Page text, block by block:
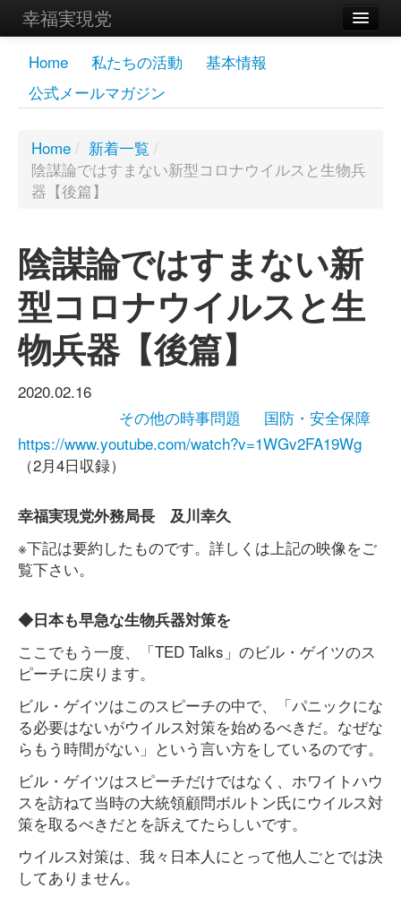
幸福実現党
メンバーズページ
党員
お問い合わせ
Home 私たちの活動
基本情報
公式メールマガジン
Home / 新着一覧 /
陰謀論ではすまない新型コロナウイルスと生物兵
器【後篇】
陰謀論ではすまない新
型コロナウイルスと生
物兵器【後篇】
2020.02.16
その他の時事問題
国防・安全保障
https://www.youtube.com/watch?v=1WGv2FA19Wg
（2月4日収録）
幸福実現党外務局長 及川幸久
※下記は要約したものです。詳しくは上記の映像をご
覧下さい。
◆日本も早急な生物兵器対策を
ここでもう一度、「TED Talks」のビル・ゲイツのス
ピーチに戻ります。
ビル・ゲイツはこのスピーチの中で、「パニックにな
る必要はないがウイルス対策を始めるべきだ。なぜな
らもう時間がない」という言い方をしているのです。
ビル・ゲイツはスピーチだけではなく、ホワイトハウ
スを訪ねて当時の大統領顧問ボルトン氏にウイルス対
策を取るべきだとを訴えてたらしいです。
ウイルス対策は、我々日本人にとって他人ごとでは決
してありません。